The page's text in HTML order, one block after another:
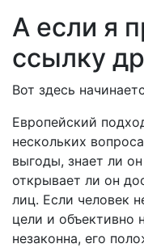
А если я
ссылку
Вот здесь
Европейский
нескольких
выгоды, знает ли
открывает ли он
лиц. Если человек
цели и объективно
незаконна, его